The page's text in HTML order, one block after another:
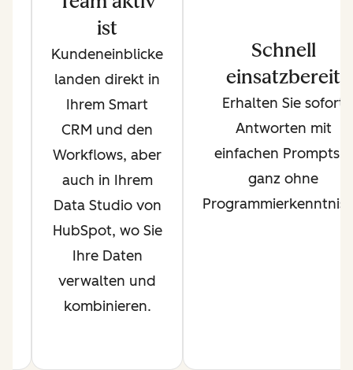
ist
Kundeneinblicke
landen direkt in
Ihrem Smart
CRM und den
Workflows, aber
auch in Ihrem
Data Studio von
HubSpot, wo Sie
Ihre Daten
verwalten und
kombinieren.
Schnell
einsatzbereit
Erhalten Sie sofort
Antworten mit
einfachen Prompts –
ganz ohne